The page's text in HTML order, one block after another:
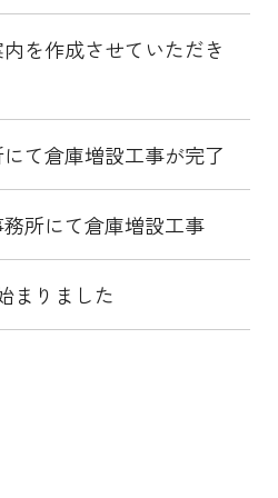
を作成させていただき
て倉庫増設工事が完了
所にて倉庫増設工事
まりました